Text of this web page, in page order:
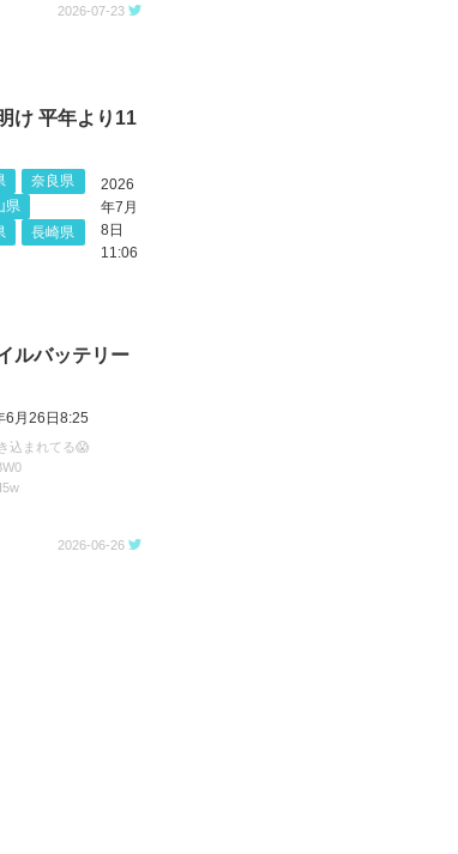
2026-07-23
け 平年より11
奈良県
県
長崎県
2026
年7月
8日
11:06
ルバッテリー
6月26日8:25
込まれてる😱
2026-06-26